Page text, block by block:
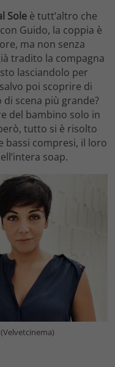
Sole è tutt’altro che
Guido, la coppia è
ma non senza
tradito la compagna
lasciandolo per
poi scoprire di
scena più grande?
del bambino solo in
tutto si è risolto
bassi compresi, il loro
soap.